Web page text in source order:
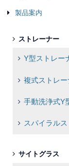
製品案内
ストレーナー
Y型ストレー
複式ストレー
手動洗浄式Y
スパイラル
サイトグラス